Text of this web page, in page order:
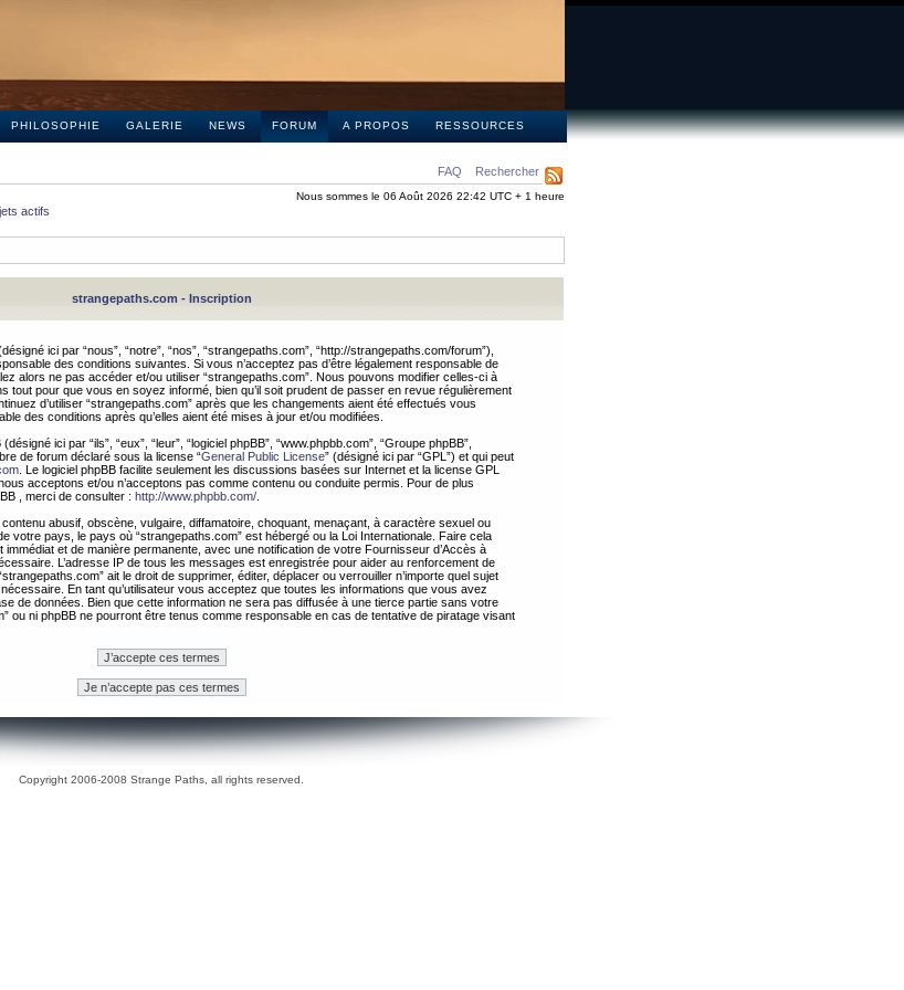
PHILOSOPHIE GALERIE NEWS FORUM A PROPOS RESSOURCES
FAQ Rechercher
Nous sommes le 06 Août 2026 22:42 UTC + 1 heure
actifs
strangepaths.com - Inscription
ici par “nous”, “notre”, “nos”, “strangepaths.com”, “http://strangepaths.com/forum”),
des conditions suivantes. Si vous n’acceptez pas d’être légalement responsable de
alors ne pas accéder et/ou utiliser “strangepaths.com”. Nous pouvons modifier celles-ci à
tout pour que vous en soyez informé, bien qu’il soit prudent de passer en revue régulièrement
d’utiliser “strangepaths.com” après que les changements aient été effectués vous
des conditions après qu’elles aient été mises à jour et/ou modifiées.
ici par “ils”, “eux”, “leur”, “logiciel phpBB”, “www.phpbb.com”, “Groupe phpBB”,
de forum déclaré sous la license “General Public License” (désigné ici par “GPL”) et qui peut
. Le logiciel phpBB facilite seulement les discussions basées sur Internet et la license GPL
acceptons et/ou n’acceptons pas comme contenu ou conduite permis. Pour de plus
, merci de consulter : http://www.phpbb.com/
abusif, obscène, vulgaire, diffamatoire, choquant, menaçant, à caractère sexuel ou
votre pays, le pays où “strangepaths.com” est hébergé ou la Loi Internationale. Faire cela
et de manière permanente, avec une notification de votre Fournisseur d’Accès à
L’adresse IP de tous les messages est enregistrée pour aider au renforcement de
ait le droit de supprimer, éditer, déplacer ou verrouiller n’importe quel sujet
En tant qu’utilisateur vous acceptez que toutes les informations que vous avez
de données. Bien que cette information ne sera pas diffusée à une tierce partie sans votre
ou ni phpBB ne pourront être tenus comme responsable en cas de tentative de piratage visant
Copyright 2006-2008 Strange Paths, all rights reserved.